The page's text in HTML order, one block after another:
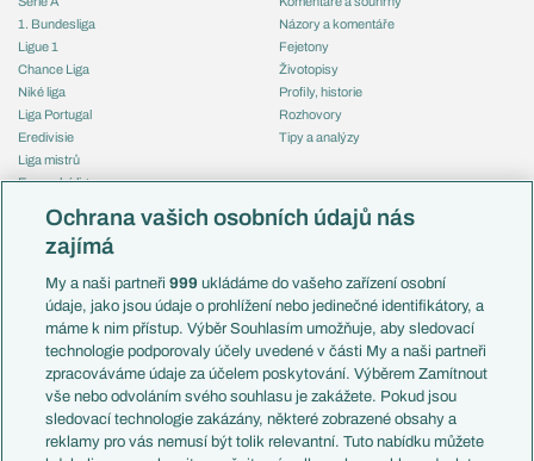
1. Bundesliga
Ligue 1
Chance Liga
Niké liga
Liga Portugal
Eredivisie
Liga mistrů
Evropská liga
Mistrovství světa
Liga národů
Témata
Představení týmů MS
EuroSkauting
PL v kostce
Evropské koeficienty
Přestupy
Přestupové spekulace
Názory a komentáře
Fejetony
Životopisy
Profily, historie
Rozhovory
Tipy a analýzy
Česko
Francie
Itálie
Německo
Španělsko
Argentina
Brazílie
Přestupy
Ochrana vašich osobních údajů nás
zajímá
My a naši partneři999 ukládáme do vašeho zařízení osobní
údaje, jako jsou údaje o prohlížení nebo jedinečné identifikátory, a
máme k nim přístup. Výběr Souhlasím umožňuje, aby sledovací
technologie podporovaly účely uvedené v části My a naši partneři
zpracováváme údaje za účelem poskytování. Výběrem Zamítnout
vše nebo odvoláním svého souhlasu je zakážete. Pokud jsou
sledovací technologie zakázány, některé zobrazené obsahy a
reklamy pro vás nemusí být tolik relevantní. Tuto nabídku můžete